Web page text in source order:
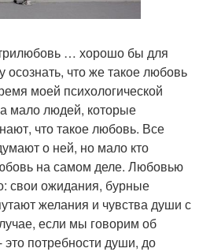
… хорошо бы для
осознать, что же такое любовь
моей психологической
мало людей, которые
что такое любовь. Все
о ней, но мало кто
на самом деле. Любовью
свои ожидания, бурные
желания и чувства души с
если мы говорим об
потребности души, до